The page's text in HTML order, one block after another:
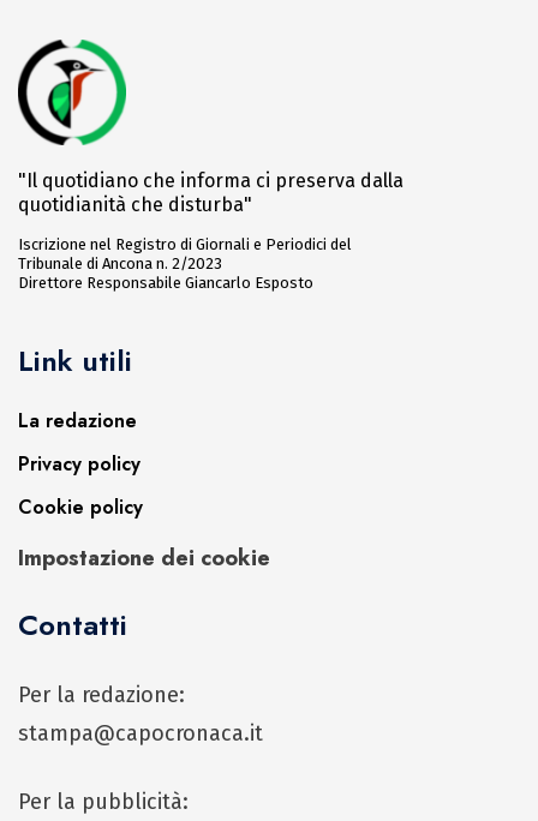
"Il quotidiano che informa ci preserva dalla
quotidianità che disturba"
Iscrizione nel Registro di Giornali e Periodici del
Tribunale di Ancona n. 2/2023
Direttore Responsabile Giancarlo Esposto
Link utili
La redazione
Privacy policy
Cookie policy
Impostazione dei cookie
Contatti
Per la redazione:
stampa@capocronaca.it
Per la pubblicità: